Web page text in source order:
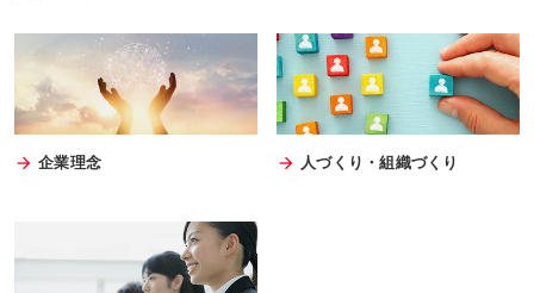
企業理念 人づくり・組織づくり